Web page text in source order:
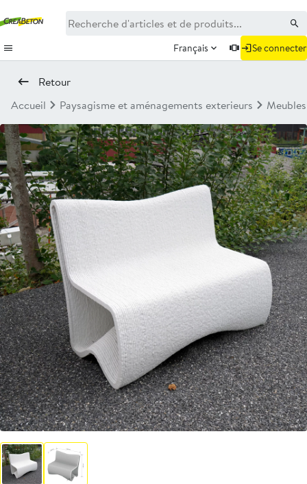
Français Se connecter
Retour
Accueil
Paysagisme et aménagements exterieurs
Nouveau